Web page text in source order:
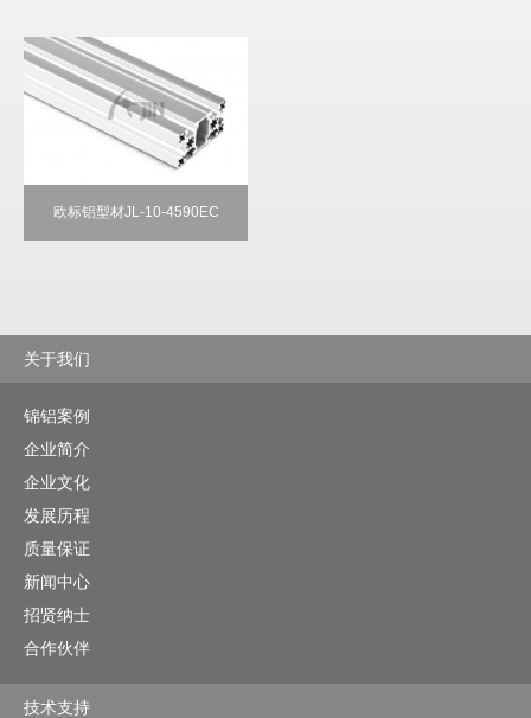
欧标铝型材JL-10-4590EC
关于我们
锦铝案例
企业简介
企业文化
发展历程
质量保证
新闻中心
招贤纳士
合作伙伴
技术支持